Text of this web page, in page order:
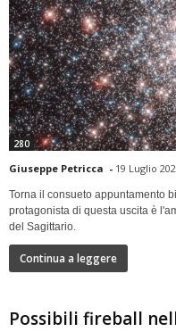
280
Giuseppe Petricca - 19 Luglio
Torna il consueto appuntamento
protagonista di questa uscita è
del Sagittario.
Continua a leggere
Possibili fireball